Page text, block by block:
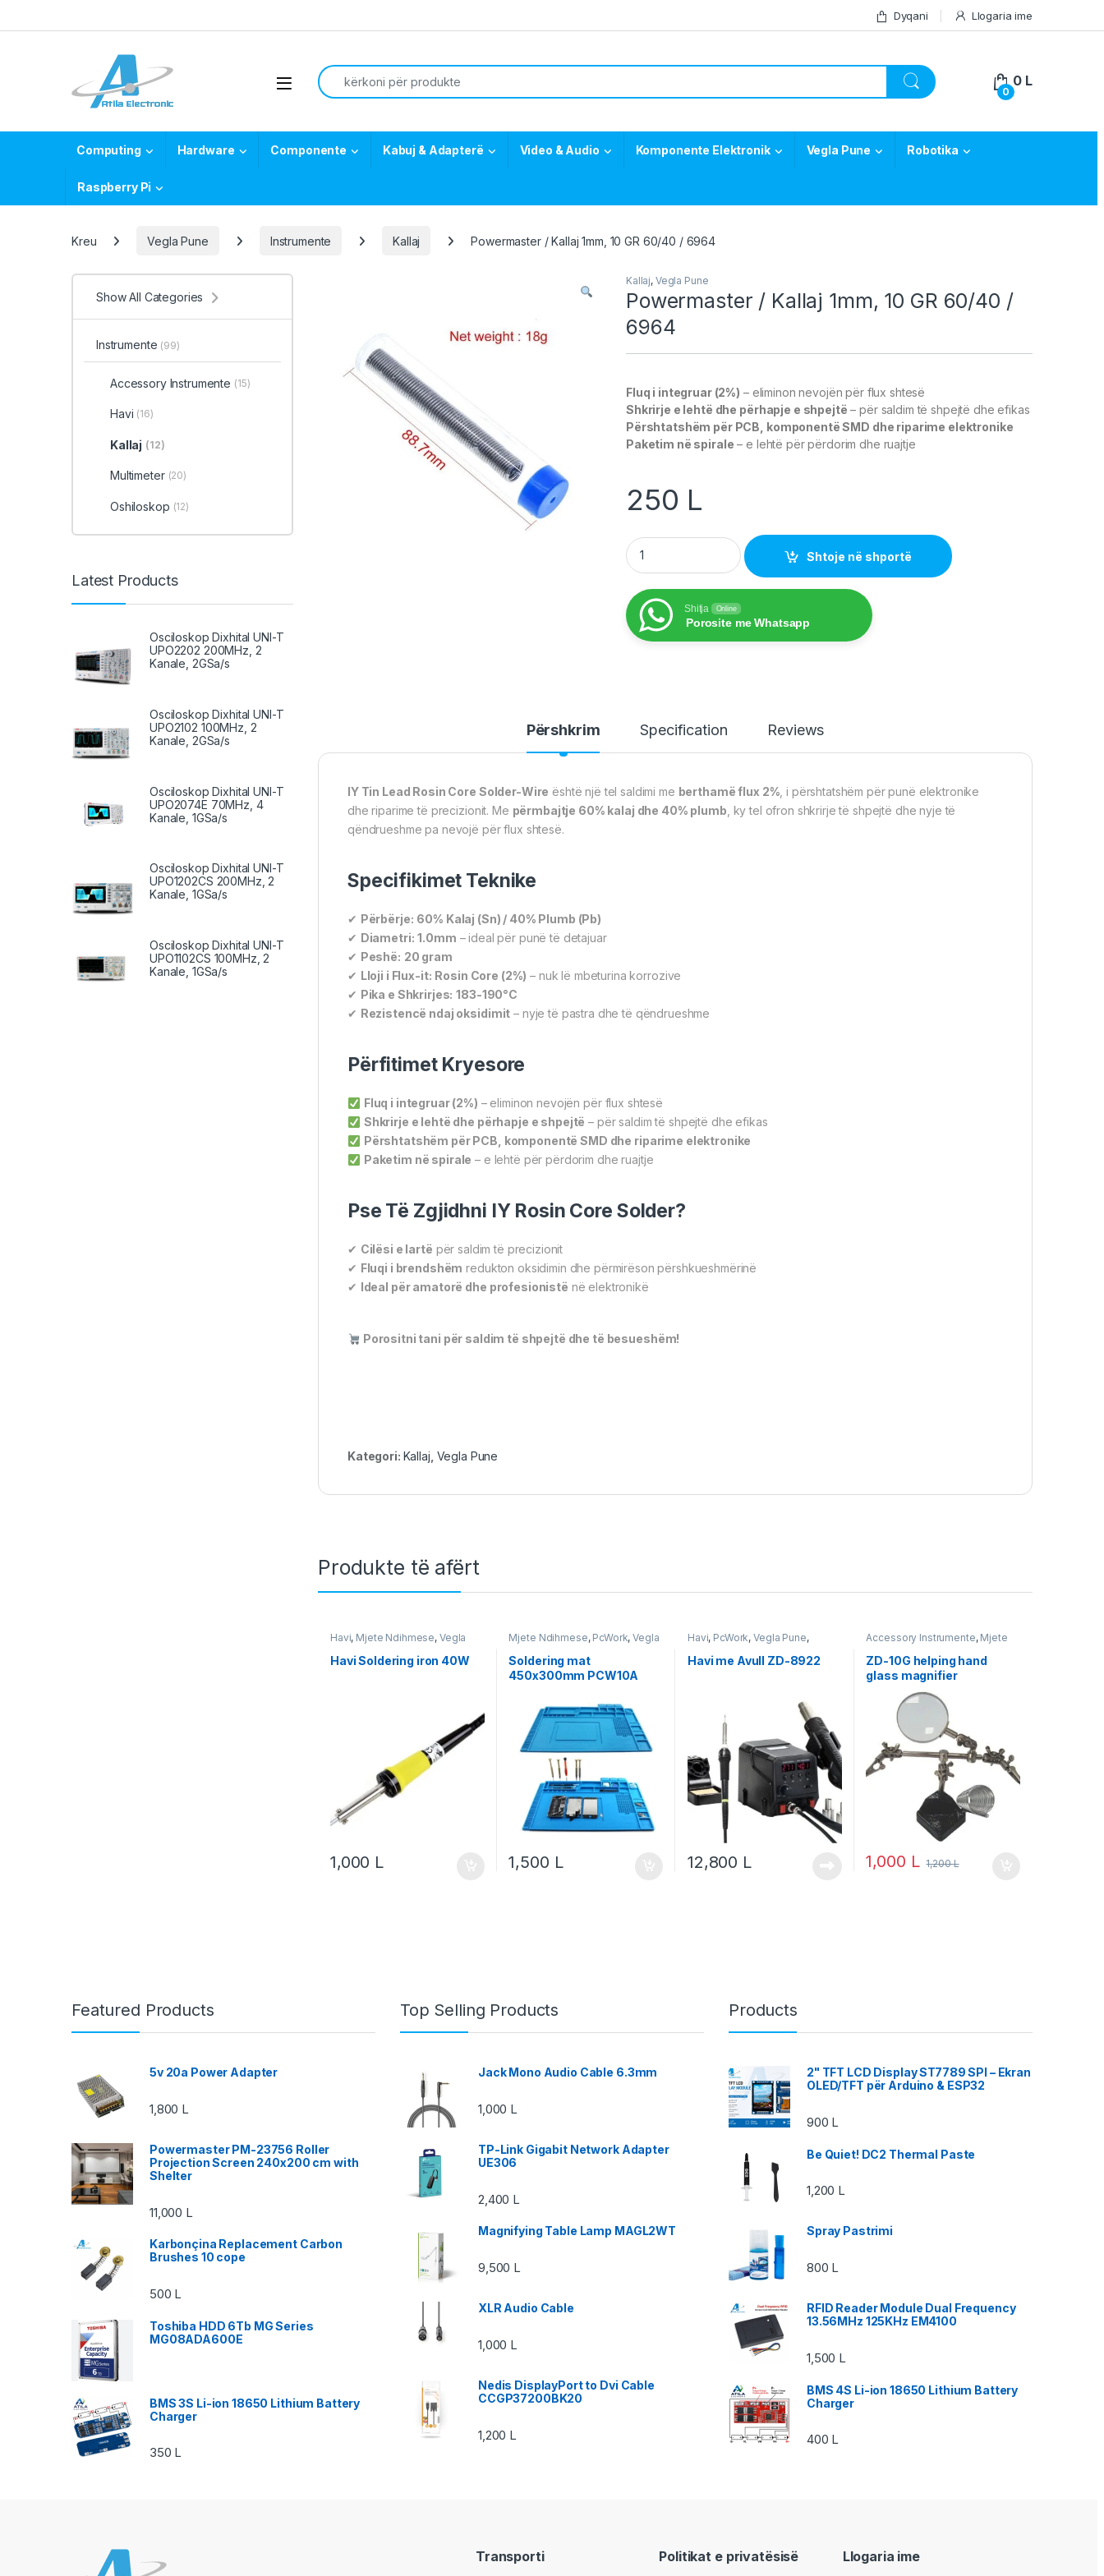
Dyqani Llogaria ime
Open
Search for:
0
0 L
Computing Hardware Componente Kabuj & Adapterë Video & Audio Komponente Elektronik Vegla Pune Robotika
Raspberry Pi
Kreu Vegla Pune Instrumente Kallaj Powermaster / Kallaj 1mm, 10 GR 60/40 / 6964
Kallaj, Vegla Pune
Powermaster / Kallaj 1mm, 10 GR 60/40 /
6964
Fluq i integruar (2%) – eliminon nevojën për flux shtesë
Shkrirje e lehtë dhe përhapje e shpejtë – për saldim të shpejtë dhe efikas
Përshtatshëm për PCB, komponentë SMD dhe riparime elektronike
Paketim në spirale – e lehtë për përdorim dhe ruajtje
250 L
Powermaster / Kallaj 1mm, 10 GR 60/40 / 6964 quantity
Shtoje në shportë
Shitja Online
Porosite me Whatsapp
Përshkrim Specification Reviews
IY Tin Lead Rosin Core Solder-Wire është një tel saldimi me berthamë flux 2%, i përshtatshëm për punë elektronike
dhe riparime të precizionit. Me përmbajtje 60% kalaj dhe 40% plumb, ky tel ofron shkrirje të shpejtë dhe nyje të
qëndrueshme pa nevojë për flux shtesë.
Specifikimet Teknike
✔ Përbërje: 60% Kalaj (Sn) / 40% Plumb (Pb)
✔ Diametri: 1.0mm – ideal për punë të detajuar
✔ Peshë: 20 gram
✔ Lloji i Flux-it: Rosin Core (2%) – nuk lë mbeturina korrozive
✔ Pika e Shkrirjes: 183-190°C
✔ Rezistencë ndaj oksidimit – nyje të pastra dhe të qëndrueshme
Përfitimet Kryesore
Fluq i integruar (2%) – eliminon nevojën për flux shtesë
Shkrirje e lehtë dhe përhapje e shpejtë – për saldim të shpejtë dhe efikas
Përshtatshëm për PCB, komponentë SMD dhe riparime elektronike
Paketim në spirale – e lehtë për përdorim dhe ruajtje
Pse Të Zgjidhni IY Rosin Core Solder?
✔ Cilësi e lartë për saldim të precizionit
✔ Fluqi i brendshëm redukton oksidimin dhe përmirëson përshkueshmërinë
✔ Ideal për amatorë dhe profesionistë në elektronikë
Porositni tani për saldim të shpejtë dhe të besueshëm!
Kategori: Kallaj Vegla Pune
Produkte të afërt
Havi, Mjete Ndihmese, Vegla
Workshop & Equipment
Havi Soldering iron 40W
1,000 L
Mjete Ndihmese, PcWork,Vegla
Pune
Workshop & Equipment
Soldering mat
450x300mm PCW10A
1,500 L
Havi, PcWork,Vegla Pune,
Workshop & Equipment
Havi me Avull ZD-8922
12,800 L
Accessory Instrumente, Mjete
Ndihmese
Workshop & Equipment
ZD-10G helping hand
glass magnifier
1,000 L 1,200L
Show All Categories
Instrumente (99)
Accessory Instrumente (15)
Havi (16)
Kallaj (12)
Multimeter (20)
Oshiloskop (12)
Latest Products
Osciloskop Dixhital UNI-T
UPO2202 200MHz, 2
Kanale, 2GSa/s
Osciloskop Dixhital UNI-T
UPO2102 100MHz, 2
Kanale, 2GSa/s
Osciloskop Dixhital UNI-T
UPO2074E 70MHz, 4
Kanale, 1GSa/s
Osciloskop Dixhital UNI-T
UPO1202CS 200MHz, 2
Kanale, 1GSa/s
Osciloskop Dixhital UNI-T
UPO1102CS 100MHz, 2
Kanale, 1GSa/s
Featured Products
5v 20a Power Adapter
1,800 L
Powermaster PM-23756 Roller
Projection Screen 240x200 cm with
Shelter
11,000 L
Karbonçina Replacement Carbon
Brushes 10 cope
500 L
Toshiba HDD 6Tb MG Series
MG08ADA600E
BMS 3S Li-ion 18650 Lithium Battery
Charger
350 L
Top Selling Products
Jack Mono Audio Cable 6.3mm
1,000 L
TP-Link Gigabit Network Adapter
UE306
2,400 L
Magnifying Table Lamp MAGL2WT
9,500 L
XLR Audio Cable
1,000 L
Nedis DisplayPort to Dvi Cable
CCGP37200BK20
1,200 L
Products
2" TFT LCD Display ST7789 SPI – Ekran
OLED/TFT për Arduino & ESP32
900 L
Be Quiet! DC2 Thermal Paste
1,200 L
Spray Pastrimi
800 L
RFID Reader Module Dual Frequency
13.56MHz 125KHz EM4100
1,500 L
BMS 4S Li-ion 18650 Lithium Battery
Charger
400 L
Transporti Politikat e privatësisë Llogaria ime